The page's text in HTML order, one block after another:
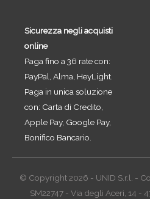
Sicurezza negli acquisti
online
Paga fino a 36 rate con:
PayPal, Alma, HeyLight.
Paga in unica soluzione
con: Carta di Credito,
Apple Pay, Google Pay,
Bonifico Bancario.
© Copyright 2026 - UNID S.r.l. -
SM22747 - Via degli Aceri, 14 -